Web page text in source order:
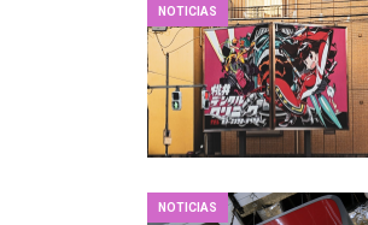
NOTICIAS
NOTICIAS